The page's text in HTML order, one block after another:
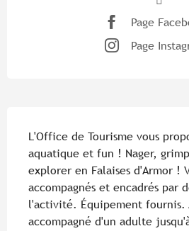
Page
Page
L'Office de Tourisme vous
aquatique et fun ! Nager,
explorer en Falaises d'Armor !
accompagnés et encadrés par
l'activité. Équipement fournis.
accompagné d'un adulte